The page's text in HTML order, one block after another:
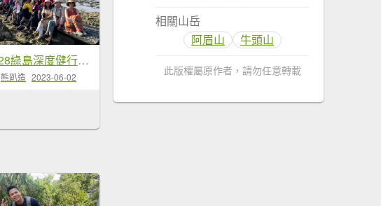
5/26-28綠島深度健行環島之旅
熊趴造 2023-06-02
相關山岳
阿眉山
牛頭山
此版權屬原作者，請勿任意轉載